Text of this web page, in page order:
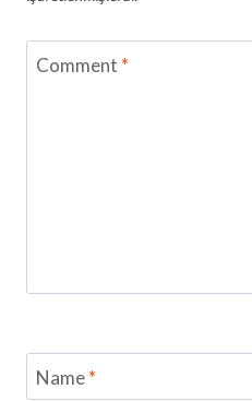
Comment *
Name*